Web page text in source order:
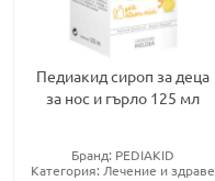
Педиакид сироп за деца
за нос и гърло 125 мл
Бранд: PEDIAKID
Категория: Лечение и здраве